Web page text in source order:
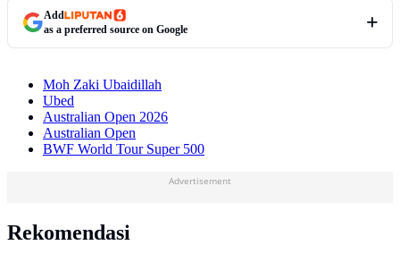
Add
as a preferred source on Google
Moh Zaki Ubaidillah
Ubed
Australian Open 2026
Australian Open
BWF World Tour Super 500
Advertisement
Rekomendasi